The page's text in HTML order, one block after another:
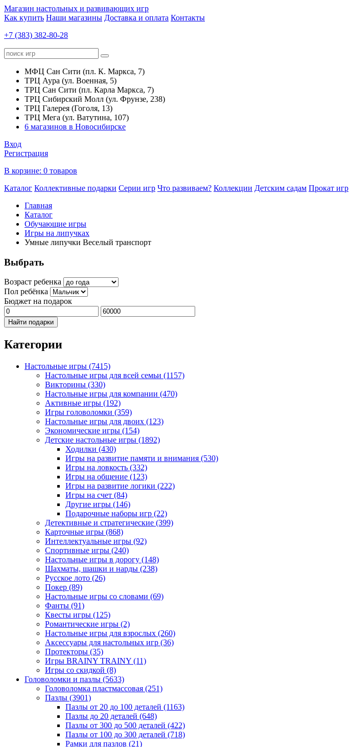
Магазин настольных и развивающих игр
Как купить Наши магазины Доставка и оплата Контакты
+7 (383) 382-80-28
МФЦ Сан Сити (пл. К. Маркса, 7)
ТРЦ Аура (ул. Военная, 5)
ТРЦ Сан Сити (пл. Карла Маркса, 7)
ТРЦ Сибирский Молл (ул. Фрунзе, 238)
ТРЦ Галерея (Гоголя, 13)
ТРЦ Мега (ул. Ватутина, 107)
6 магазинов в Новосибирске
Вход
Регистрация
В корзине: 0 товаров
Каталог Коллективные подарки Серии игр Что развиваем? Коллекции Детским садам Прокат игр
Главная
Каталог
Обучающие игры
Игры на липучках
Умные липучки Веселый транспорт
Выбрать
Возраст ребенка
Пол ребёнка
Бюджет на подарок
Найти подарки
Категории
Настольные игры (7415)
Настольные игры для всей семьи (1157)
Викторины (330)
Настольные игры для компании (470)
Активные игры (192)
Игры головоломки (359)
Настольные игры для двоих (123)
Экономические игры (154)
Детские настольные игры (1892)
Ходилки (430)
Игры на развитие памяти и внимания (530)
Игры на ловкость (332)
Игры на общение (123)
Игры на развитие логики (222)
Игры на счет (84)
Другие игры (146)
Подарочные наборы игр (22)
Детективные и стратегические (399)
Карточные игры (868)
Интеллектуальные игры (92)
Спортивные игры (240)
Настольные игры в дорогу (148)
Шахматы, шашки и нарды (238)
Русское лото (26)
Покер (89)
Настольные игры со словами (69)
Фанты (91)
Квесты игры (125)
Романтические игры (2)
Настольные игры для взрослых (260)
Аксессуары для настольных игр (36)
Протекторы (35)
Игры BRAINY TRAINY (11)
Игры со скидкой (8)
Головоломки и пазлы (5633)
Головоломка пластмассовая (251)
Пазлы (3901)
Пазлы от 20 до 100 деталей (1163)
Пазлы до 20 деталей (648)
Пазлы от 300 до 500 деталей (422)
Пазлы от 100 до 300 деталей (718)
Рамки для пазлов (21)